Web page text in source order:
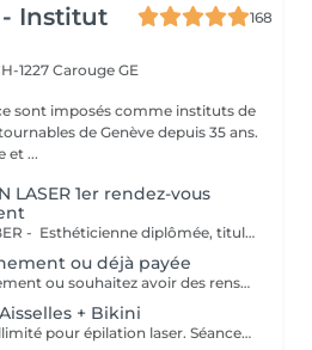
- Institut
168
1227 Carouge GE
sont imposés comme instituts de
de Genève depuis 35 ans.
et ...
LASER 1er rendez-vous
-REVOLUTION LASER FIBER - Esthéticienne diplômée, titulaire de l'attestation de compétence et répond aux dernières législations de sécurité de l'ordonnance fédérale O-LRNIS qui permet d'utiliser un appareil laser médical haute technologie. Traitement sécurisé dernière génération pour des résultats durables sur toutes les peaux. La dernière génération de laser à fibre optique est la plus efficace du marché. Elle garantit un résultat moyennant 6 séances. L'épilation laser s'impose comme une technique sûre à chaque saison, sur peau claire et foncée. Rapide et ultra performante, elle combat la pilosité excessive et/ou indésirable chez les femmes comme chez les hommes. Heureux de vous accueillir, nous vous proposerons un devis sur-mesure selon les zones de traitement souhaitées lors d'un rendez-vous diagnostic gratuit. REVOLUTION FIBER
ou déjà payée
Vous posséder un abonnement ou souhaitez avoir des renseignements sur l'epilation permanente au laser, votre professionnel qualifié avec attestation de compétence Olrnis vous accueille.
+ Bikini
Tarif à l'unité ou formule illimité pour épilation laser. Séances illimitées, valable 2 ans pour un résultat garanti. La dernière génération de laser à fibre optique est adaptée à toutes les peaux, la plus efficace du marché. Elle garantie un résultat moyen 6-9 séances. L'épilation laser s'impose comme une technique sûre à chaque saison, sur peau claire et foncée. Rapide et ultra performante, elle combat la pilosité excessive et/ou indésirable chez le l'homme et la femme. REVOLUTION FIBER (laser à fibre optique) est la technologie innovante d'épilation progressive permanente confiée à la technologie du laser, la fusion de la fibre optique et des conducteurs de prestiges le saphir et l'Alexandrite. Le faisceau laser, d'une longueur d'onde spécifique de 810 nm, a une efficacité et une sélectivité supérieure, il distribue plus uniformément la chaleur générée par la photothermolyse sélective. Le résultat est amplifié par un mécanisme sophistiqué de conduction de fibre optique et un système de refroidissement particulier qui permettent une plus grande profondeur d'action et un cycle de vie plus long de la source en termes de points (environ 25 millions) respectivement. Le nombre de séances pour éliminer définitivement les poils peut également varier d'une personne à une autre, selon des facteurs hormonaux par exemple. Indolore, efficace, sûr et adapté à tous les types de peau et peut être effectué durant toutes les saisons.